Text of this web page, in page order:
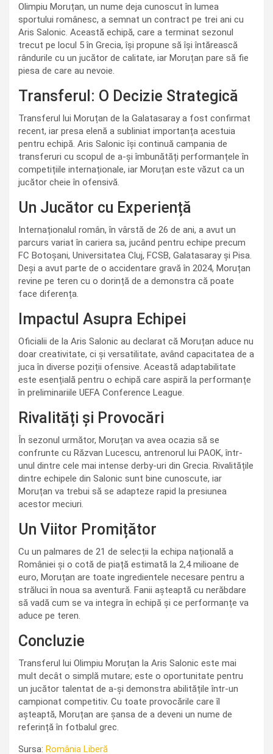
Olimpiu Moruțan, un nume deja cunoscut în lumea
sportului românesc, a semnat un contract pe trei ani cu
Aris Salonic. Această echipă, care a terminat sezonul
trecut pe locul 5 în Grecia, își propune să își întărească
rândurile cu un jucător de calitate, iar Moruțan pare să fie
piesa de care au nevoie.
Transferul: O Decizie Strategică
Transferul lui Moruțan de la Galatasaray a fost confirmat
recent, iar presa elenă a subliniat importanța acestuia
pentru echipă. Aris Salonic își continuă campania de
transferuri cu scopul de a-și îmbunătăți performanțele în
competițiile internaționale, iar Moruțan este văzut ca un
jucător cheie în ofensivă.
Un Jucător cu Experiență
Internaționalul român, în vârstă de 26 de ani, a avut un
parcurs variat în cariera sa, jucând pentru echipe precum
FC Botoșani, Universitatea Cluj, FCSB, Galatasaray și Pisa.
Deși a avut parte de o accidentare gravă în 2024, Moruțan
revine pe teren cu o dorință de a demonstra că poate
face diferența.
Impactul Asupra Echipei
Oficialii de la Aris Salonic au declarat că Moruțan aduce nu
doar creativitate, ci și versatilitate, având capacitatea de a
juca în diverse poziții ofensive. Această adaptabilitate
este esențială pentru o echipă care aspiră la performanțe
în preliminariile UEFA Conference League.
Rivalități și Provocări
În sezonul următor, Moruțan va avea ocazia să se
confrunte cu Răzvan Lucescu, antrenorul lui PAOK, într-
unul dintre cele mai intense derby-uri din Grecia. Rivalitățile
dintre echipele din Salonic sunt bine cunoscute, iar
Moruțan va trebui să se adapteze rapid la presiunea
acestor meciuri.
Un Viitor Promițător
Cu un palmares de 21 de selecții la echipa națională a
României și o cotă de piață estimată la 2,4 milioane de
euro, Moruțan are toate ingredientele necesare pentru a
străluci în noua sa aventură. Fanii așteaptă cu nerăbdare
să vadă cum se va integra în echipă și ce performanțe va
aduce pe teren.
Concluzie
Transferul lui Olimpiu Moruțan la Aris Salonic este mai
mult decât o simplă mutare; este o oportunitate pentru
un jucător talentat de a-și demonstra abilitățile într-un
campionat competitiv. Cu toate provocările care îl
așteaptă, Moruțan are șansa de a deveni un nume de
referință în fotbalul grec.
Sursa: România Liberă